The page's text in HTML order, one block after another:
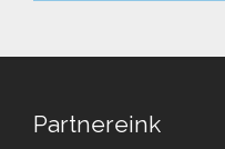
Partnereink